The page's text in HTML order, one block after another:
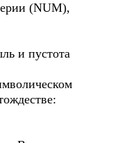
(NUM),
и пустота